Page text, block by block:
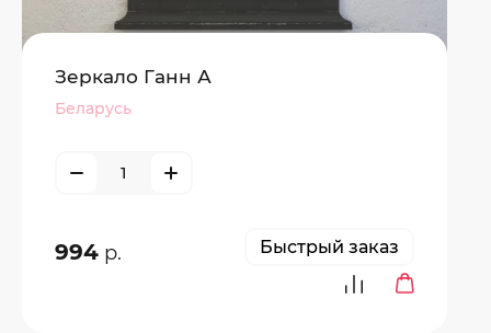
Зеркало Ганн А
Беларусь
994 р. Быстрый заказ